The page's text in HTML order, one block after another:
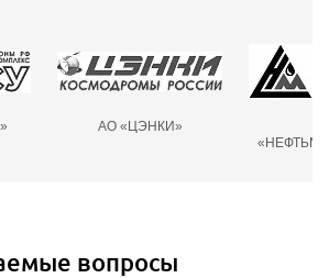
АО «ЦЭНКИ»
вопросы